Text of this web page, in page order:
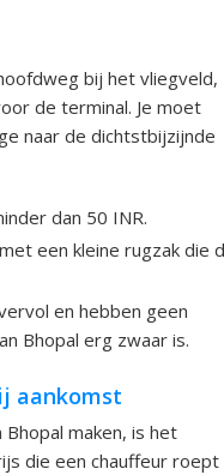
bij het vliegveld,
de terminal. Je moet
naar de dichtstbijzijnde
dan 50 INR.
een kleine rugzak die
en hebben geen
Bhopal erg zwaar is.
aankomst
maken, is het
die een chauffeur roept